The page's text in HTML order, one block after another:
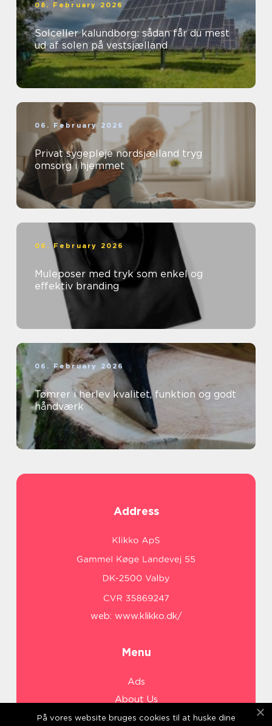
08. February 2026
Solceller kalundborg: sådan får du mest
ud af solen på vestsjælland
06. February 2026
Privat sygepleje nordsjælland tryg
omsorg i hjemmet
06. February 2026
Muleposer med tryk som enkel og
effektiv branding
06. February 2026
Tømrer i herlev kvalitet, funktion og godt
håndværk
Address
web: www.klikko.dk/
Menu
Ads
About Us
Cookies
På vores website bruges cookies til at huske dine